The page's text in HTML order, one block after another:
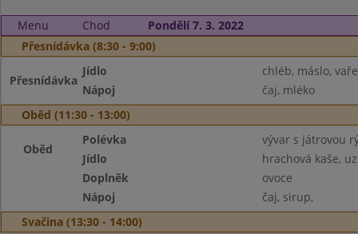
Menu Chod
Pondělí 7. 3. 2022
Přesnídávka (8:30 - 9:00)
Přesnídávka
Jídlo
chléb, máslo,
Nápoj
čaj, mléko
Oběd (11:30 - 13:00)
Oběd
Polévka
vývar s játrovou
Jídlo
hrachová kaše,
Doplněk
ovoce
Nápoj
čaj, sirup,
Svačina (13:30 - 14:00)